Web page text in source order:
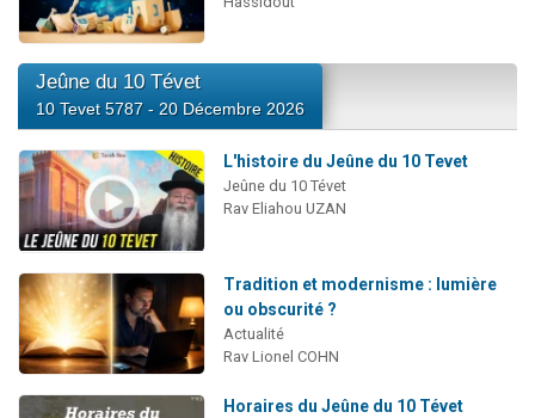
Jeûne du 10 Tévet
10 Tevet 5787 - 20 Décembre 2026
L'histoire du Jeûne du 10 Tevet
Jeûne du 10 Tévet
Rav Eliahou UZAN
Tradition et modernisme : lumière
ou obscurité ?
Actualité
Rav Lionel COHN
Horaires du Jeûne du 10 Tévet